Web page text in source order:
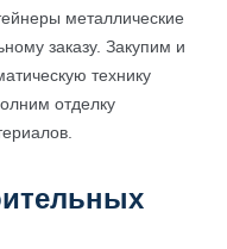
металлические
заказу. Закупим и
технику
отделку